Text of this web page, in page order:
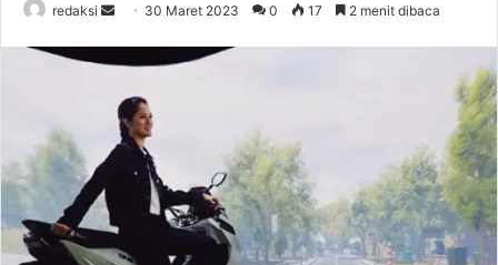
redaksi
n
a
n
a
i
30 Maret 2023 0 17 2 menit dibaca